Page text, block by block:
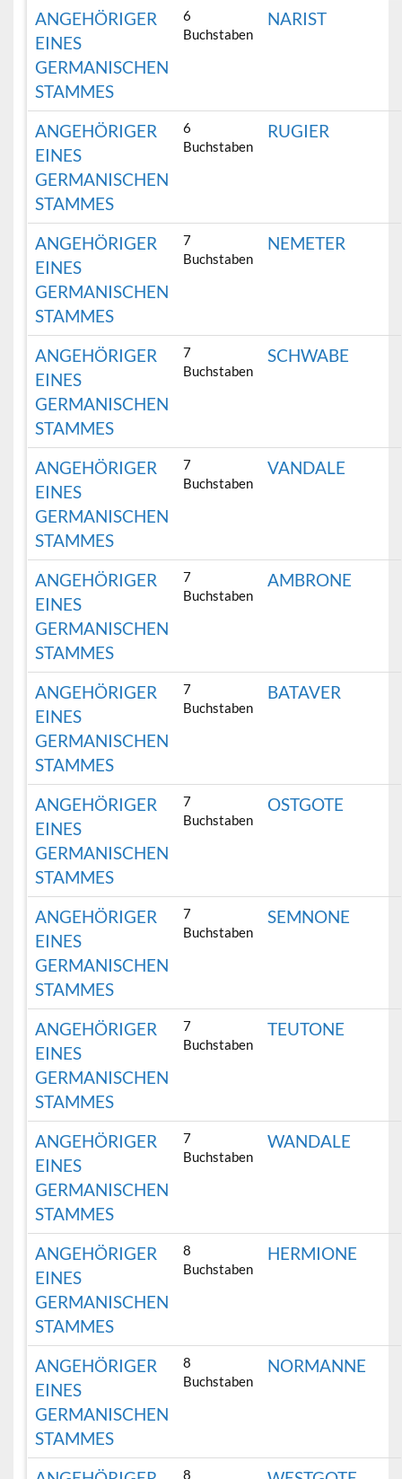
ANGEHÖRIGER
EINES
GERMANISCHEN
STAMMES
6
Buchstaben
NARIST
ANGEHÖRIGER
EINES
GERMANISCHEN
STAMMES
6
Buchstaben
RUGIER
ANGEHÖRIGER
EINES
GERMANISCHEN
STAMMES
7
Buchstaben
NEMETER
ANGEHÖRIGER
EINES
GERMANISCHEN
STAMMES
7
Buchstaben
SCHWABE
ANGEHÖRIGER
EINES
GERMANISCHEN
STAMMES
7
Buchstaben
VANDALE
ANGEHÖRIGER
EINES
GERMANISCHEN
STAMMES
7
Buchstaben
AMBRONE
ANGEHÖRIGER
EINES
GERMANISCHEN
STAMMES
7
Buchstaben
BATAVER
ANGEHÖRIGER
EINES
GERMANISCHEN
STAMMES
7
Buchstaben
OSTGOTE
ANGEHÖRIGER
EINES
GERMANISCHEN
STAMMES
7
Buchstaben
SEMNONE
ANGEHÖRIGER
EINES
GERMANISCHEN
STAMMES
7
Buchstaben
TEUTONE
ANGEHÖRIGER
EINES
GERMANISCHEN
STAMMES
7
Buchstaben
WANDALE
ANGEHÖRIGER
EINES
GERMANISCHEN
STAMMES
8
Buchstaben
HERMIONE
ANGEHÖRIGER
EINES
GERMANISCHEN
STAMMES
8
Buchstaben
NORMANNE
8